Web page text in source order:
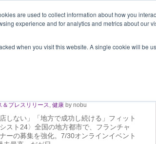
are used to collect information about how you
experience and for analytics and metrics about our
when you visit this website. A single cookie will be
事業内容 New Project お問合せ セミ
＆プレスリリース, 健康 by nobu
しない」「地方で成功し続ける」フィット
スト24〉全国の地方都市で、フランチャ
ーの募集を強化。7/30オンラインイベント